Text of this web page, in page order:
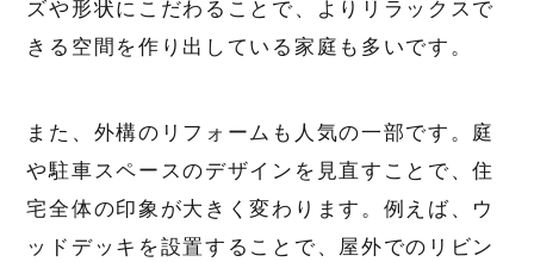
ズや形状にこだわることで、よりリラックスで
きる空間を作り出している家庭も多いです。
また、外構のリフォームも人気の一部です。庭
や駐車スペースのデザインを見直すことで、住
宅全体の印象が大きく変わります。例えば、ウ
ッドデッキを設置することで、屋外でのリビン